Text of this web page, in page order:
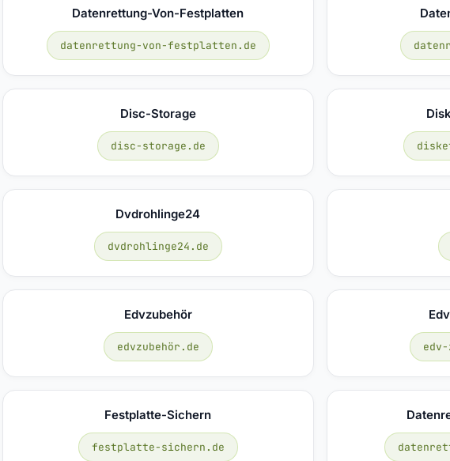
Datenrettung-Von-Festplatten
datenrettung-von-festplatten.de
Disc-Storage
disc-storage.de
Dvdrohlinge24
dvdrohlinge24.de
Edvzubehör
edvzubehör.de
Festplatte-Sichern
festplatte-sichern.de